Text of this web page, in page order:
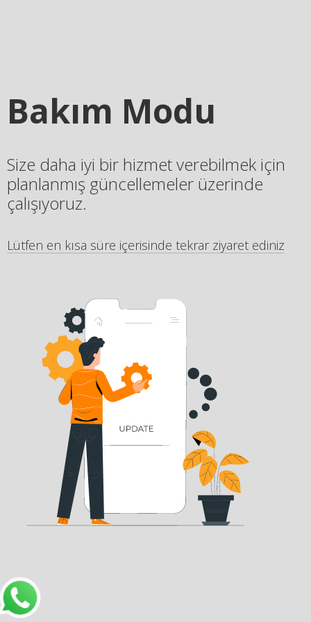
Bakım Modu
Size daha iyi bir hizmet verebilmek için
planlanmış güncellemeler üzerinde
çalışıyoruz.
Lütfen en kısa süre içerisinde tekrar ziyaret ediniz